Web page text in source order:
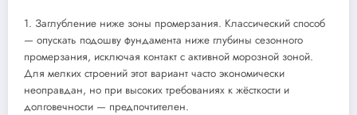
1. Заглубление ниже зоны промерзания. Классический способ
— опускать подошву фундамента ниже глубины сезонного
промерзания, исключая контакт с активной морозной зоной.
Для мелких строений этот вариант часто экономически
неоправдан, но при высоких требованиях к жёсткости и
долговечности — предпочтителен.